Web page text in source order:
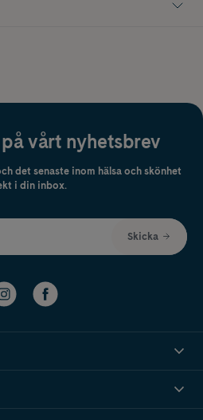
vårt nyhetsbrev
det senaste inom hälsa och skönhet
i din inbox.
Skicka